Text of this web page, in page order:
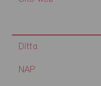
Ditta
NAP